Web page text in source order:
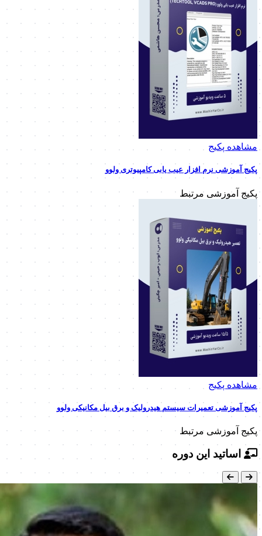
مشاهده پکیج
پکیج آموزشی نرم افزار عیب یابی کامپیوتری ولوو
پکیج آموزشی مرتبط
مشاهده پکیج
پکیج آموزشی تعمیرات سیستم هیدرولیک و برق بیل مکانیکی ولوو
پکیج آموزشی مرتبط
اساتید این دوره